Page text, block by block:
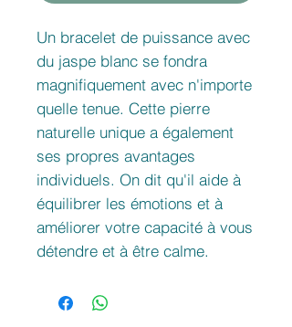
Un bracelet de puissance avec
du jaspe blanc se fondra
magnifiquement avec n'importe
quelle tenue. Cette pierre
naturelle unique a également
ses propres avantages
individuels. On dit qu'il aide à
équilibrer les émotions et à
améliorer votre capacité à vous
détendre et à être calme.